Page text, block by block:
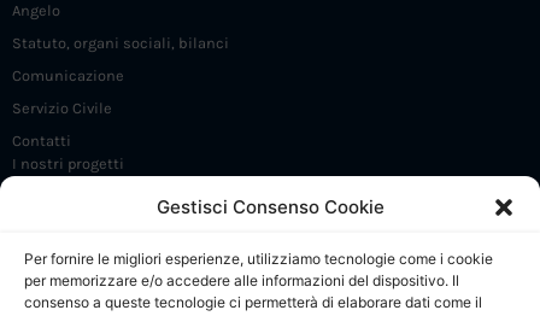
Gestisci Consenso Cookie
Per fornire le migliori esperienze, utilizziamo tecnologie come i cookie
per memorizzare e/o accedere alle informazioni del dispositivo. Il
consenso a queste tecnologie ci permetterà di elaborare dati come il
Angelo
Statuto, organi sociali, bilanci
Comunicazione
Servizio Civile
Contatti
I nostri progetti
Premio Angelo Frammartino
Sostieni 5 X 1000